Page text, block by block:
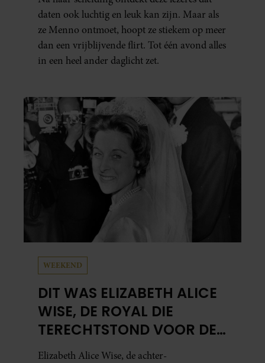
ECHT WAS GEBEURD’
daten ook luchtig en leuk kan zijn. Maar als
ze Menno ontmoet, hoopt ze stiekem op meer
dan een vrijblijvende flirt. Tot één avond alles
in een heel ander daglicht zet.
WEEKEND
DIT WAS ELIZABETH ALICE
WISE, DE ROYAL DIE
TERECHTSTOND VOOR DE
DOOD VAN HAAR BABY
Elizabeth Alice Wise, de achter-